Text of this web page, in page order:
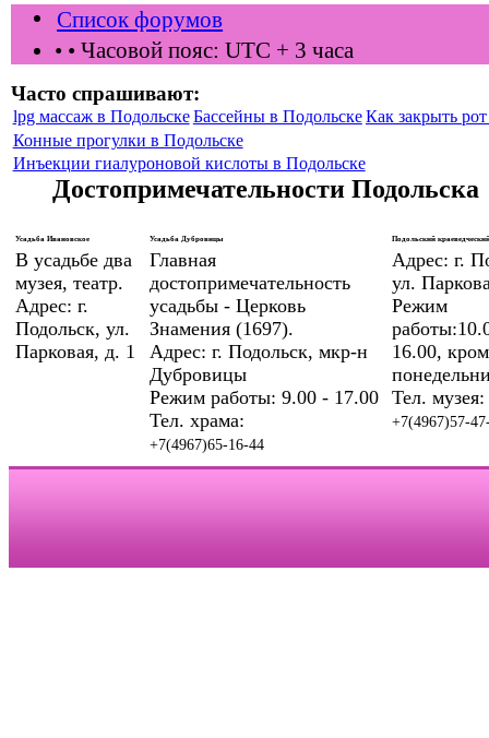
Список форумов
• • Часовой пояс: UTC + 3 часа
Часто спрашивают:
lpg массаж в Подольске Бассейны в ПодольскеКак закрыть
Конные прогулки в Подольске
Инъекции гиалуроновой кислоты в Подольске
Достопримечательности Подольска
Усадьба Ивановское
В усадьбе два
музея, театр.
Адрес: г.
Подольск, ул.
Парковая, д. 1
Усадьба Дубровицы
Главная
достопримечательность
усадьбы - Церковь
Знамения (1697).
Адрес: г. Подольск, мкр-н
Дубровицы
Режим работы: 9.00 - 17.00
Тел. храма:
+7(4967)65-16-44
Подольский
Адрес: г.
ул.
Режим
16.00,
Тел. музея:
+7(4967)57-